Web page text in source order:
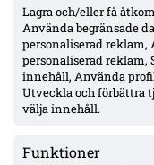
Lagra och/eller få
Använda begränsade
personaliserad
personaliserad reklam,
innehåll, Använda
Utveckla och förbättra
välja innehåll.
Funktioner